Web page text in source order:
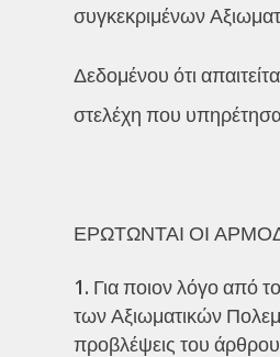
συγκεκριμένων
Δεδομένου ότι
στελέχη που
ΕΡΩΤΩΝΤΑΙ ΟΙ
Για ποιον λόγο από
των Αξιωματικών
προβλέψεις του